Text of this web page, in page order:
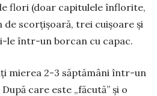
flori (doar capitulele în­florite,
de scor­țișoară, trei cui­șoare și
le într-un borcan cu capac.
mie­rea 2-3 săptă­mâni într-un
care este „făcută” și o